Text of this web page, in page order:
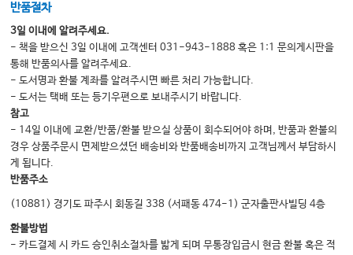
반품절차
3일 이내에 알려주세요.
- 책을 받으신 3일 이내에 고객센터 031-943-1888 혹은 1:1 문의게시판을
통해 반품의사를 알려주세요.
- 도서명과 환불 계좌를 알려주시면 빠른 처리 가능합니다.
- 도서는 택배 또는 등기우편으로 보내주시기 바랍니다.
참고
- 14일 이내에 교환/반품/환불 받으실 상품이 회수되어야 하며, 반품과 환불의
경우 상품주문시 면제받으셨던 배송비와 반품배송비까지 고객님께서 부담하시
게 됩니다.
반품주소
(10881) 경기도 파주시 회동길 338 (서패동 474-1) 군자출판사빌딩 4층
환불방법
- 카드결제 시 카드 승인취소절차를 밟게 되며 무통장입금시 현금 환불 혹은 적